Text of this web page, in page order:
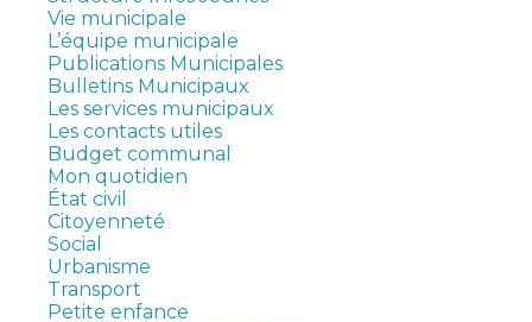
Vie municipale
L’équipe municipale
Publications Municipales
Bulletins Municipaux
Les services municipaux
Les contacts utiles
Budget communal
Mon quotidien
État civil
Citoyenneté
Social
Urbanisme
Transport
Petite enfance